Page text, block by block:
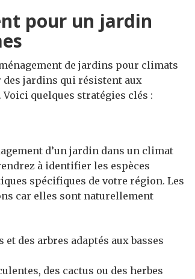
pour un jardin
de jardins pour climats
des jardins qui résistent aux
quelques stratégies clés :
d’un jardin dans un climat
à identifier les espèces
spécifiques de votre région. Les
car elles sont naturellement
des arbres adaptés aux basses
des cactus ou des herbes